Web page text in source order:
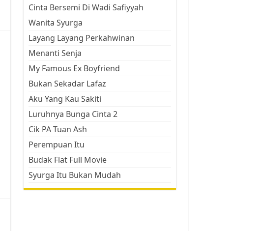
Cinta Bersemi Di Wadi Safiyyah
Wanita Syurga
Layang Layang Perkahwinan
Menanti Senja
My Famous Ex Boyfriend
Bukan Sekadar Lafaz
Aku Yang Kau Sakiti
Luruhnya Bunga Cinta 2
Cik PA Tuan Ash
Perempuan Itu
Budak Flat Full Movie
Syurga Itu Bukan Mudah